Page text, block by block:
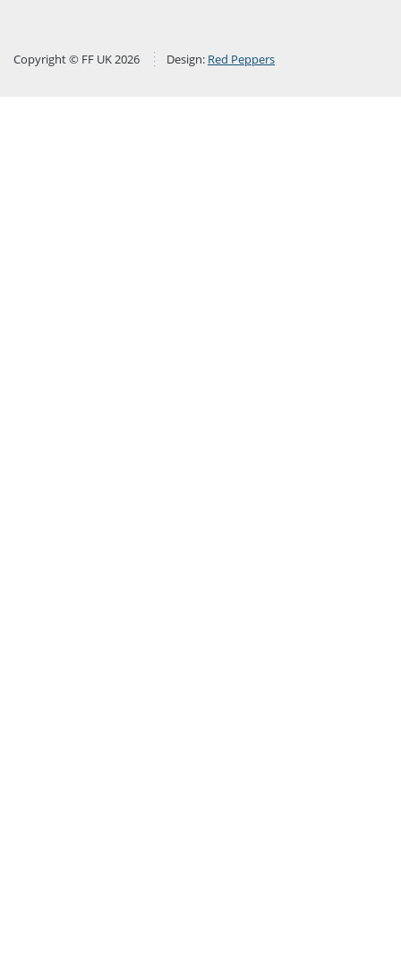
Copyright © FF UK 2026 Design: Red Peppers